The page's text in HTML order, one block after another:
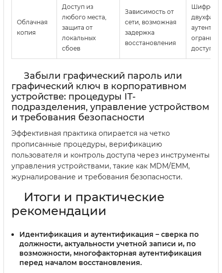
Облачная
копия
Доступ из
любого места,
защита от
локальных
сбоев
Зависимость от
сети, возможная
задержка
восстановления
доступа
Забыли графический пароль или
графический ключ в корпоративном
устройстве: процедуры IT-
подразделения, управление устройством
и требования безопасности
Эффективная практика опирается на четко
прописанные процедуры, верификацию
пользователя и контроль доступа через инструменты
управления устройствами, такие как MDM/EMM,
журналирование и требования безопасности.
Итоги и практические
рекомендации
Идентификация и аутентификация – сверка по
должности, актуальности учетной записи и, по
возможности, многофакторная аутентификация
перед началом восстановления.